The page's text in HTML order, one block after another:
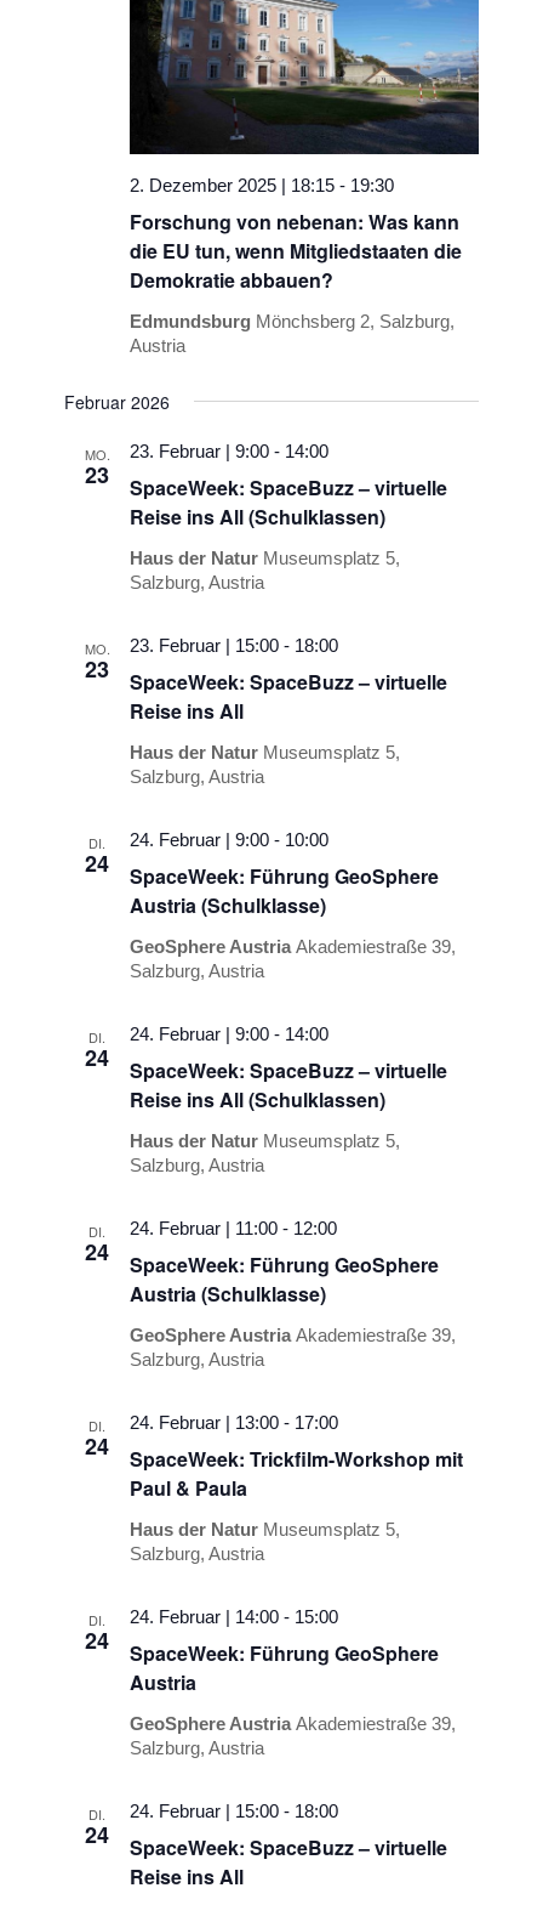
Forschung von nebenan: Was kann
die EU tun, wenn Mitgliedstaaten die
Demokratie abbauen?
2. Dezember 2025 | 18:15 - 19:30
Edmundsburg Mönchsberg 2, Salzburg,
Austria
Februar 2026
MO.
23
SpaceWeek: SpaceBuzz – virtuelle
Reise ins All (Schulklassen)
23. Februar | 9:00 - 14:00
Haus der Natur Museumsplatz 5,
Salzburg, Austria
MO.
23
SpaceWeek: SpaceBuzz – virtuelle
Reise ins All
23. Februar | 15:00 - 18:00
Haus der Natur Museumsplatz 5,
Salzburg, Austria
DI.
24
SpaceWeek: Führung GeoSphere
Austria (Schulklasse)
24. Februar | 9:00 - 10:00
GeoSphere AustriaAkademiestraße 39,
Salzburg, Austria
DI.
24
SpaceWeek: SpaceBuzz – virtuelle
Reise ins All (Schulklassen)
24. Februar | 9:00 - 14:00
Haus der Natur Museumsplatz 5,
Salzburg, Austria
DI.
24
SpaceWeek: Führung GeoSphere
Austria (Schulklasse)
24. Februar | 11:00 - 12:00
GeoSphere AustriaAkademiestraße 39,
Salzburg, Austria
DI.
24
SpaceWeek: Trickfilm-Workshop mit
Paul & Paula
24. Februar | 13:00 - 17:00
Haus der Natur Museumsplatz 5,
Salzburg, Austria
DI.
24
SpaceWeek: Führung GeoSphere
Austria
24. Februar | 14:00 - 15:00
GeoSphere AustriaAkademiestraße 39,
Salzburg, Austria
DI.
24
SpaceWeek: SpaceBuzz – virtuelle
Reise ins All
24. Februar | 15:00 - 18:00